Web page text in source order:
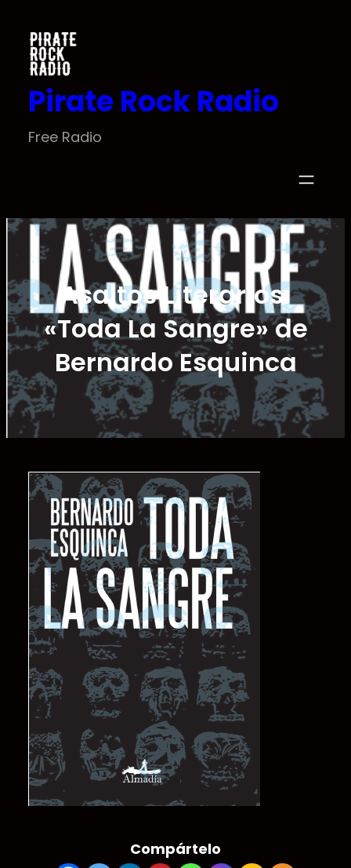
contenido
Pirate Rock Radio
Free Radio
Asaltos Literarios:
«Toda La Sangre» de
Bernardo Esquinca
Compártelo